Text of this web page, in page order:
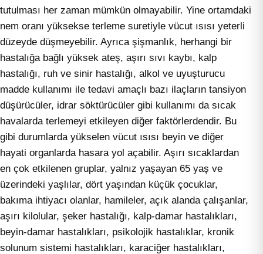
tutulması her zaman mümkün olmayabilir. Yine ortamdaki
nem oranı yüksekse terleme suretiyle vücut ısısı yeterli
düzeyde düşmeyebilir. Ayrıca şişmanlık, herhangi bir
hastalığa bağlı yüksek ateş, aşırı sıvı kaybı, kalp
hastalığı, ruh ve sinir hastalığı, alkol ve uyuşturucu
madde kullanımı ile tedavi amaçlı bazı ilaçların tansiyon
düşürücüler, idrar söktürücüler gibi kullanımı da sıcak
havalarda terlemeyi etkileyen diğer faktörlerdendir. Bu
gibi durumlarda yükselen vücut ısısı beyin ve diğer
hayati organlarda hasara yol açabilir. Aşırı sıcaklardan
en çok etkilenen gruplar, yalnız yaşayan 65 yaş ve
üzerindeki yaşlılar, dört yaşından küçük çocuklar,
bakıma ihtiyacı olanlar, hamileler, açık alanda çalışanlar,
aşırı kilolular, şeker hastalığı, kalp-damar hastalıkları,
beyin-damar hastalıkları, psikolojik hastalıklar, kronik
solunum sistemi hastalıkları, karaciğer hastalıkları,